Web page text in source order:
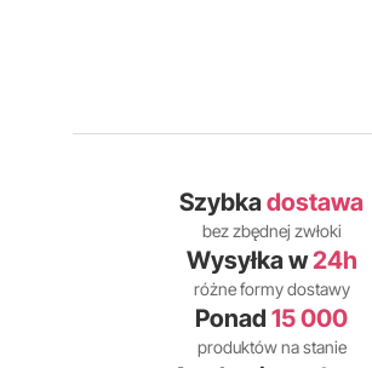
Szybkadostawa
bez zbędnej zwłoki
Wysyłka w24h
różne formy dostawy
Ponad 15 000
produktów na stanie